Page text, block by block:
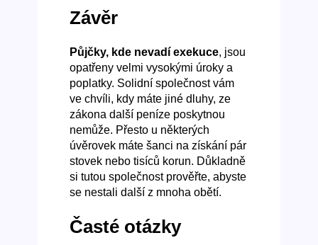
Závěr
Půjčky, kde nevadí exekuce, jsou
opatřeny velmi vysokými úroky a
poplatky. Solidní společnost vám
ve chvíli, kdy máte jiné dluhy, ze
zákona další peníze poskytnou
nemůže. Přesto u některých
úvěrovek máte šanci na získání pár
stovek nebo tisíců korun. Důkladně
si tutou společnost prověřte, abyste
se nestali další z mnoha obětí.
Časté otázky